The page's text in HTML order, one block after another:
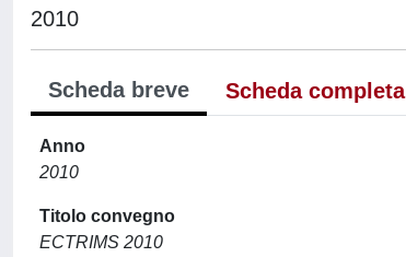
2010
Scheda breve Scheda completa
Anno
2010
Titolo convegno
ECTRIMS 2010